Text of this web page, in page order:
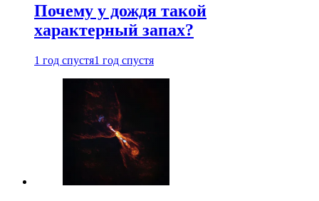
Почему у дождя такой
характерный запах?
1 год спустя1 год спустя